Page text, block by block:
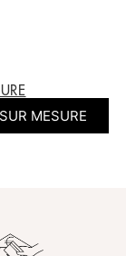
MESURE